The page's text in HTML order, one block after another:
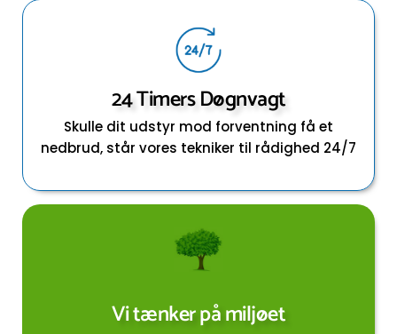
24 Timers Døgnvagt
Skulle dit udstyr mod forventning få et
nedbrud, står vores tekniker til rådighed 24/7
Vi tænker på miljøet